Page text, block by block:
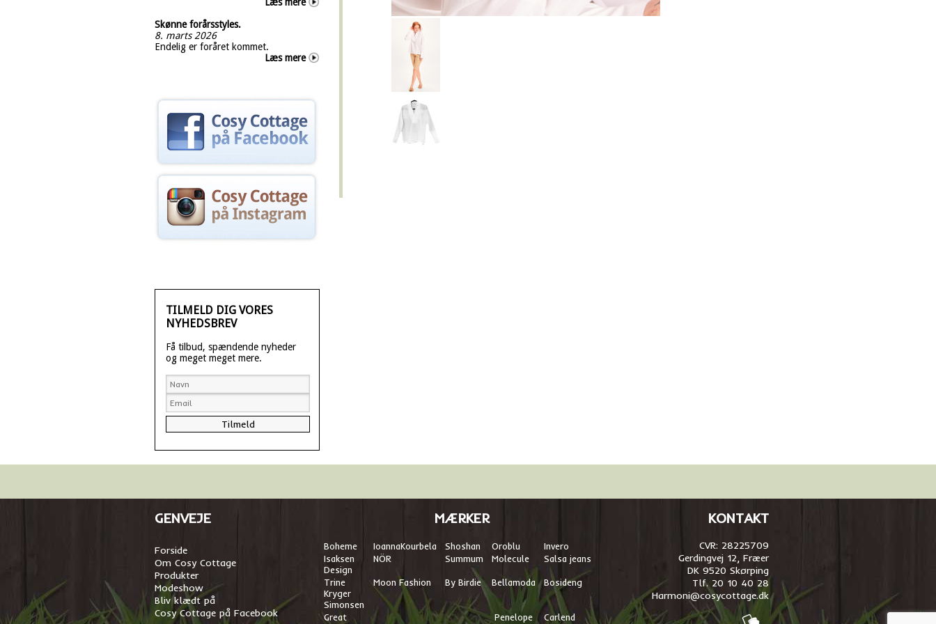
Skønne forårsstyles.
8. marts 2026
Endelig er foråret kommet.
Læs mere
TILMELD DIG VORES
NYHEDSBREV
Få tilbud, spændende nyheder
og meget meget mere.
GENVEJE
Forside
Om Cosy Cottage
Produkter
Modeshow
Bliv klædt på
Cosy Cottage på Facebook
MÆRKER
Boheme IoannaKourbela Shoshan Oroblu
Invero
Isaksen
Design
NÖR Summum Molecule Salsa jeans
Trine
Kryger
Simonsen
Moon Fashion By Birdie Bellamoda Bosideng
Great
Penelope
Carlend
KONTAKT
CVR: 28225709
Gerdingvej 12, Fræer
DK 9520 Skørping
Tlf. 20 10 40 28
Harmoni@cosycottage.dk